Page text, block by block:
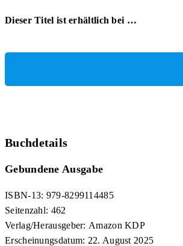
Dieser Titel ist erhältlich bei …
Buchdetails
Gebundene Ausgabe
ISBN-13: 979-8299114485
Seitenzahl: 462
Verlag/Herausgeber: Amazon KDP
Erscheinungsdatum: 22. August 2025